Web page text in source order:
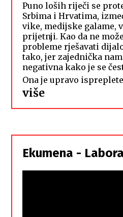
Puno loših riječi se
Srbima i Hrvatima,
vike, medijske galame,
prijetnji. Kao da ne
probleme rješavati
tako, jer zajednička
negativna kako je se
Ona je upravo
više:
Hrvati
Srbi,
istorodna
braća
Ekumena -